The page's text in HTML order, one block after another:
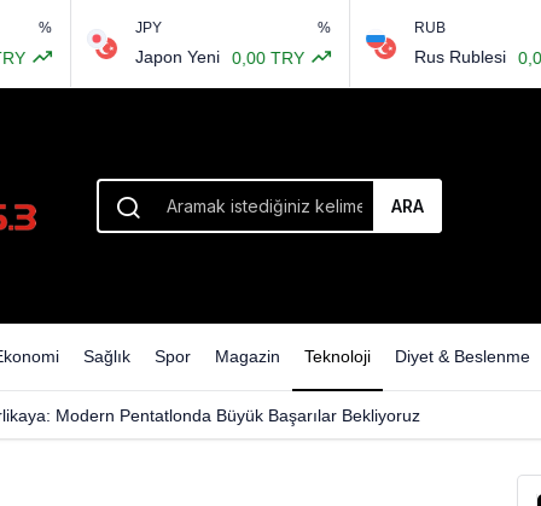
Japon Yeni 0,00 TRY Rus Rublesi 0,00 TRY
ARA
Sağlık Spor Magazin Teknoloji Diyet & Beslenme
Modern Pentatlonda Büyük Başarılar Bekliyoruz
açıldı: 680 günlük bekleyiş sona erdi